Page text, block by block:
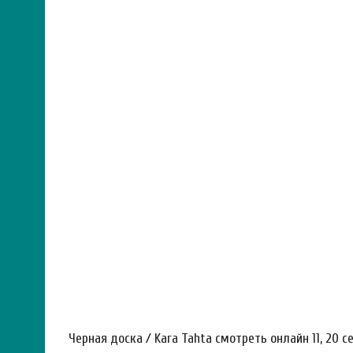
Черная доска / Kara Tahta смотреть онлайн 11, 20